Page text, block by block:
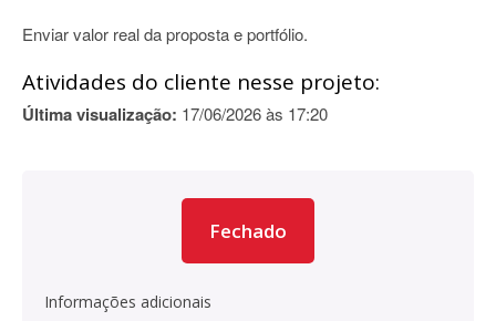
Enviar valor real da proposta e portfólio.
Atividades do cliente nesse projeto:
Última visualização: 17/06/2026 às 17:20
Fechado
Informações adicionais